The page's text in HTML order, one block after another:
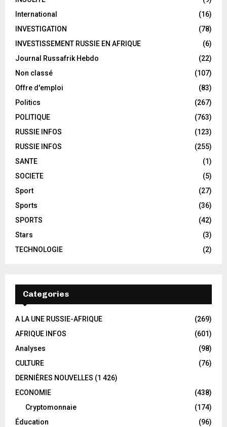
International
(16)
INVESTIGATION
(78)
INVESTISSEMENT RUSSIE EN AFRIQUE
(6)
Journal Russafrik Hebdo
(22)
Non classé
(107)
Offre d'emploi
(83)
Politics
(267)
POLITIQUE
(763)
RUSSIE INFOS
(123)
RUSSIE INFOS
(255)
SANTE
(1)
SOCIETE
(5)
Sport
(27)
Sports
(36)
SPORTS
(42)
Stars
(3)
TECHNOLOGIE
(2)
Categories
A LA UNE RUSSIE-AFRIQUE
(269)
AFRIQUE INFOS
(601)
Analyses
(98)
CULTURE
(76)
DERNIÈRES NOUVELLES (1 426)
ECONOMIE
(438)
Cryptomonnaie
(174)
Éducation
(96)